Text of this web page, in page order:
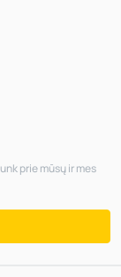
prie mūsų ir mes